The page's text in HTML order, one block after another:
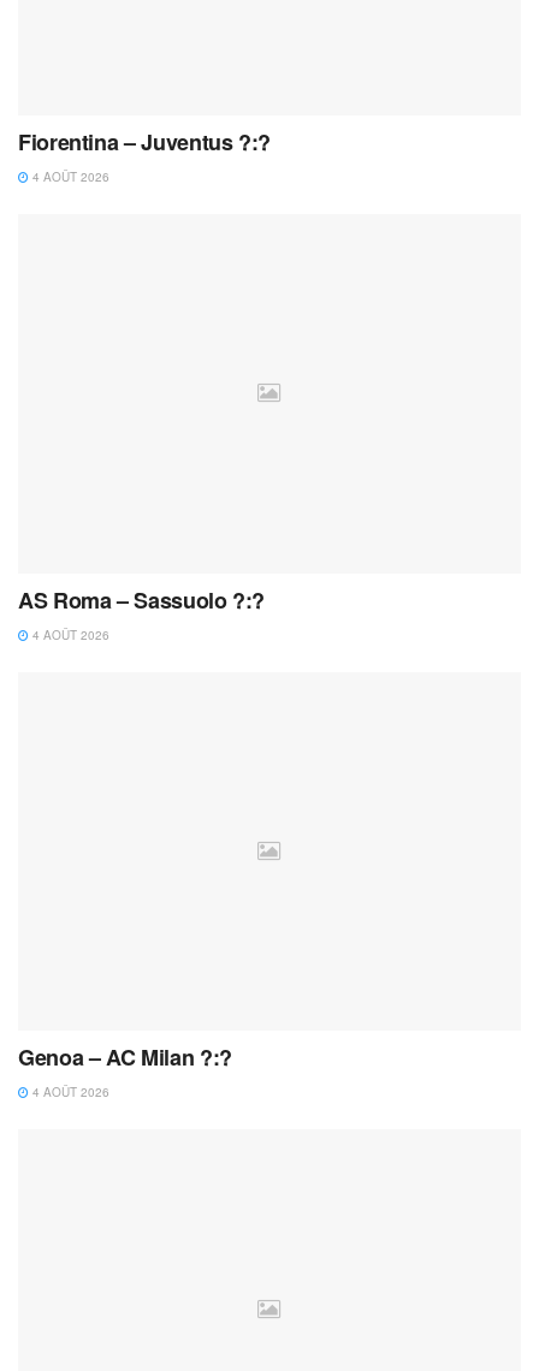
Fiorentina – Juventus ?:?
4 AOÛT 2026
AS Roma – Sassuolo ?:?
4 AOÛT 2026
Genoa – AC Milan ?:?
4 AOÛT 2026